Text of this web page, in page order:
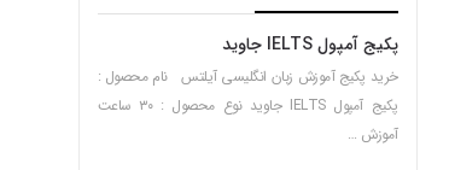
پکیج آمپول IELTS جاوید
خرید پکیج آموزش زبان انگلیسی آیلتس نام محصول :
پکیج آمپول IELTS جاوید نوع محصول : ۳۰ ساعت
آموزش …